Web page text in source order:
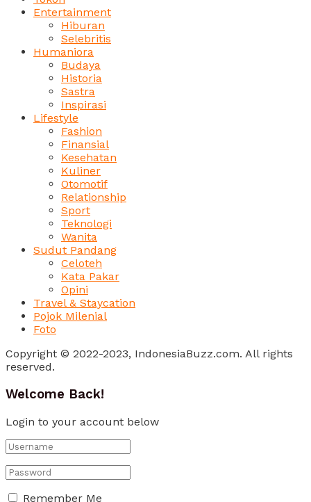
Entertainment
Hiburan
Selebritis
Humaniora
Budaya
Historia
Sastra
Inspirasi
Lifestyle
Fashion
Finansial
Kesehatan
Kuliner
Otomotif
Relationship
Sport
Teknologi
Wanita
Sudut Pandang
Celoteh
Kata Pakar
Opini
Travel & Staycation
Pojok Milenial
Foto
Copyright © 2022-2023, IndonesiaBuzz.com. All rights
reserved.
Welcome Back!
Login to your account below
Remember Me